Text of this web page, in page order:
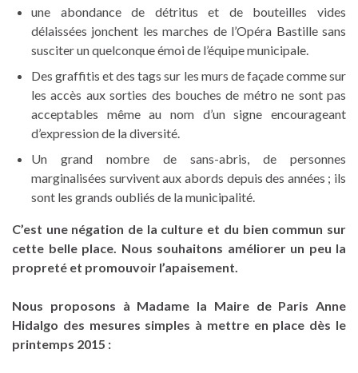
une abondance de détritus et de bouteilles vides
délaissées jonchent les marches de l’Opéra Bastille sans
susciter un quelconque émoi de l’équipe municipale.
Des graffitis et des tags sur les murs de façade comme sur
les accès aux sorties des bouches de métro ne sont pas
acceptables même au nom d’un signe encourageant
d’expression de la diversité.
Un grand nombre de sans-abris, de personnes
marginalisées survivent aux abords depuis des années ; ils
sont les grands oubliés de la municipalité.
C’est une négation de la culture et du bien commun sur
cette belle place. Nous souhaitons améliorer un peu la
propreté et promouvoir l’apaisement.
Nous proposons à Madame la Maire de Paris Anne
Hidalgo des mesures simples à mettre en place dès le
printemps 2015 :